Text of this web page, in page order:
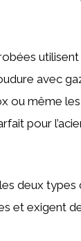
avec
ou même les
pour
deux types
et exigent